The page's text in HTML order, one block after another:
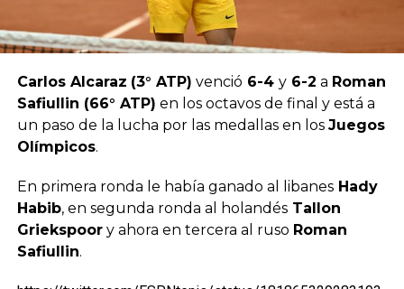
Carlos Alcaraz (3° ATP) venció 6-4 y6-2 a Roman
Safiullin (66° ATP) en los octavos de final y está a
un paso de la lucha por las medallas en los Juegos
Olímpicos.
En primera ronda le había ganado al libanesHady
Habib, en segunda ronda al holandésTallon
Griekspoory ahora en tercera al ruso Roman
Safiullin.